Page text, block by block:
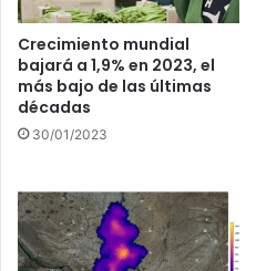
Crecimiento mundial
bajará a 1,9% en 2023, el
más bajo de las últimas
décadas
30/01/2023